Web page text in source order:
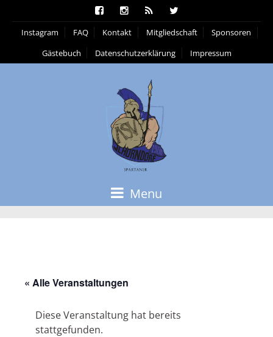
Instagram FAQ Kontakt Mitgliedschaft
Sponsoren
Gästebuch
Datenschutzerklärung Impressum
Menu
« Alle Veranstaltungen
Diese Veranstaltung hat bereits
stattgefunden.